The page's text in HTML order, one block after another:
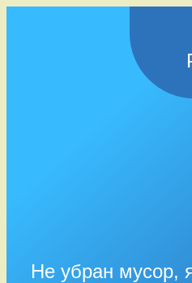
Не убран мусор,